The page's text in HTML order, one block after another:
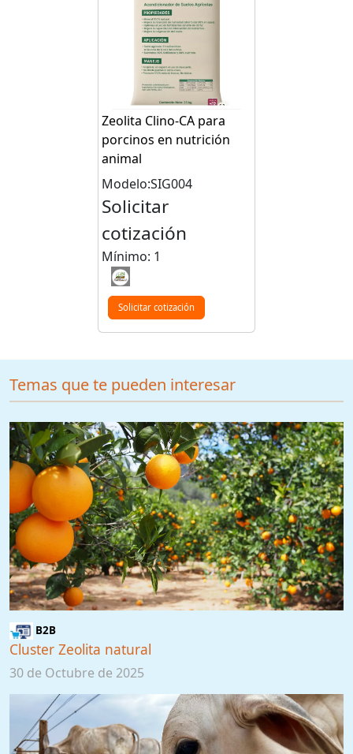
Zeolita Clino-CA para
porcinos en nutrición
animal
Modelo:SIG004
Solicitar
cotización
Mínimo: 1
Solicitar cotización
Temas que te pueden interesar
B2B
Cluster Zeolita natural
30 de Octubre de 2025